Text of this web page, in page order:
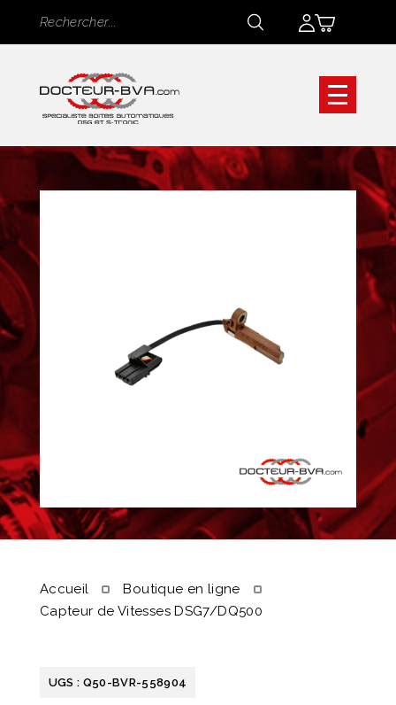
Rechercher
Rechercher
Accueil
Boutique en ligne
Capteur de Vitesses DSG7/DQ500
UGS : Q50-BVR-558904